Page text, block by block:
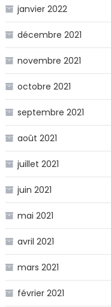
janvier 2022
décembre 2021
novembre 2021
octobre 2021
septembre 2021
août 2021
juillet 2021
juin 2021
mai 2021
avril 2021
mars 2021
février 2021